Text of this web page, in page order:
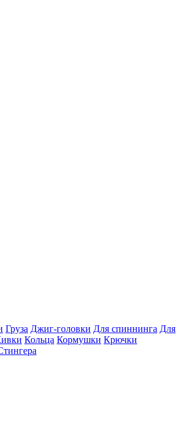
Груза Джиг-головки Для спиннинга Для
Кольца Кормушки Крючки